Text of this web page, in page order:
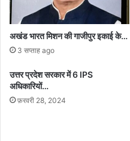
अखंड भारत मिशन की गाजीपुर इकाई के…
3 सप्ताह ago
उत्तर प्रदेश सरकार में 6 IPS
अधिकारियों…
फ़रवरी 28, 2024